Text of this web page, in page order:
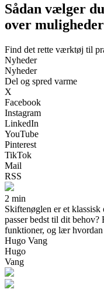
Sådan vælger
over
Find det rette værktøj til
Nyheder
Nyheder
Del og spred varme
X
Facebook
Instagram
LinkedIn
YouTube
Pinterest
TikTok
Mail
RSS
2 min
Skiftenøglen er et
passer bedst til dit behov?
funktioner, og lær
Hugo Vang
Hugo
Vang